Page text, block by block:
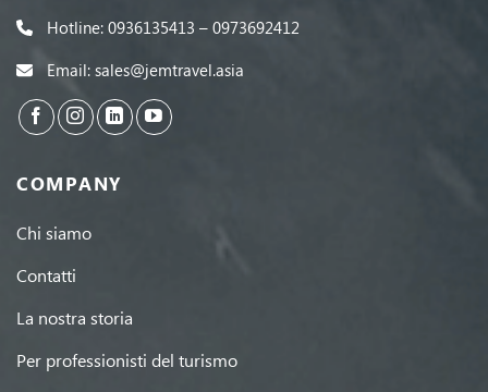
Hotline: 0936135413 – 0973692412
Email: sales@jemtravel.asia
COMPANY
Chi siamo
Contatti
La nostra storia
Per professionisti del turismo